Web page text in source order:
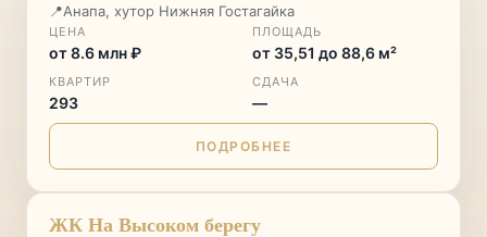
📍Анапа, хутор Нижняя Гостагайка
ЦЕНА
от 8.6 млн ₽
ПЛОЩАДЬ
от 35,51 до 88,6 м²
КВАРТИР
293
СДАЧА
—
ПОДРОБНЕЕ
ЖК На Высоком берегу